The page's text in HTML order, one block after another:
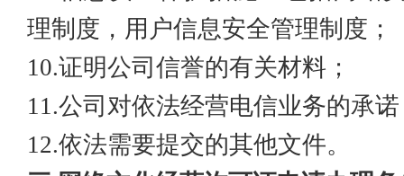
理制度，用户信息安全管理制度；
10.证明公司信誉的有关材料；
11.公司对依法经营电信业务的承
12.依法需要提交的其他文件。